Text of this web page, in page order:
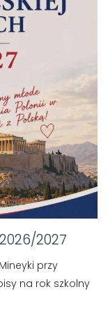
2026/2027
przy
na rok szkolny